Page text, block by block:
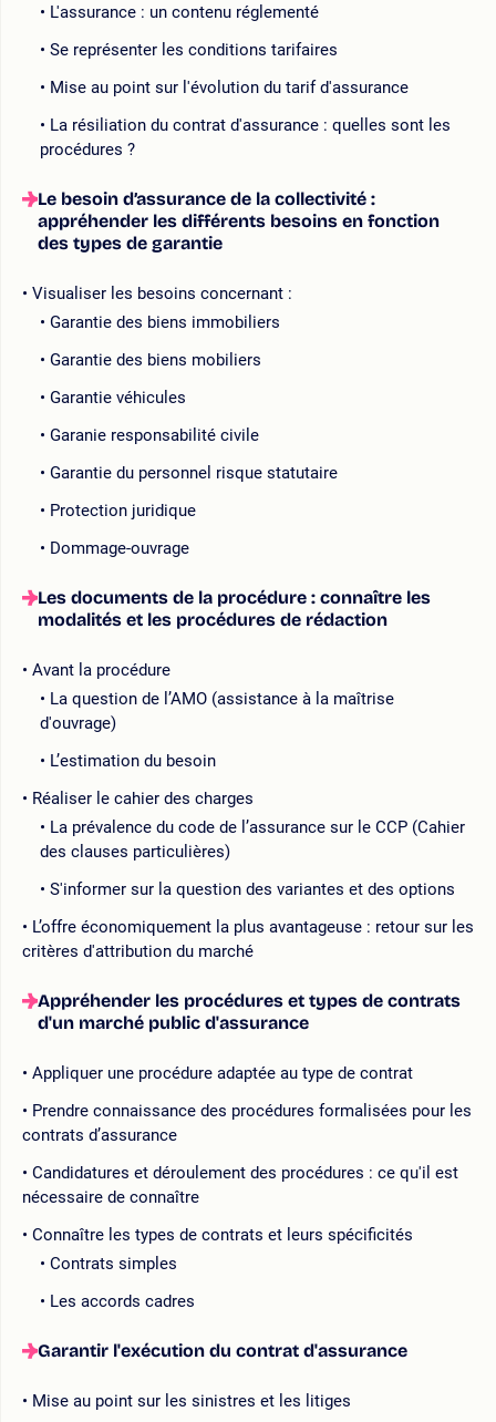
L'assurance : un contenu réglementé
Se représenter les conditions tarifaires
Mise au point sur l'évolution du tarif d'assurance
La résiliation du contrat d'assurance : quelles sont les
procédures ?
Le besoin d’assurance de la collectivité :
appréhender les différents besoins en fonction
des types de garantie
Visualiser les besoins concernant :
Garantie des biens immobiliers
Garantie des biens mobiliers
Garantie véhicules
Garanie responsabilité civile
Garantie du personnel risque statutaire
Protection juridique
Dommage-ouvrage
Les documents de la procédure : connaître les
modalités et les procédures de rédaction
Avant la procédure
La question de l’AMO (assistance à la maîtrise
d'ouvrage)
L’estimation du besoin
Réaliser le cahier des charges
La prévalence du code de l’assurance sur le CCP (Cahier
des clauses particulières)
S'informer sur la question des variantes et des options
L’offre économiquement la plus avantageuse : retour sur les
critères d'attribution du marché
Appréhender les procédures et types de contrats
d'un marché public d'assurance
Appliquer une procédure adaptée au type de contrat
Prendre connaissance des procédures formalisées pour les
contrats d’assurance
Candidatures et déroulement des procédures : ce qu'il est
nécessaire de connaître
Connaître les types de contrats et leurs spécificités
Contrats simples
Les accords cadres
Garantir l'exécution du contrat d'assurance
Mise au point sur les sinistres et les litiges